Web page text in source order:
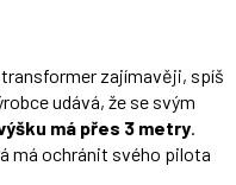
zajímavěji, spíš
udává, že se svým
má přes 3 metry.
má ochránit svého pilota